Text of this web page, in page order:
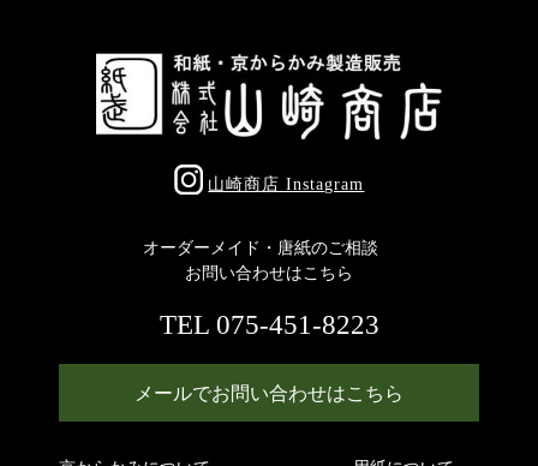
山崎商店 Instagram
オーダーメイド・唐紙のご相談
お問い合わせはこちら
TEL 075-451-8223
メールでお問い合わせはこちら